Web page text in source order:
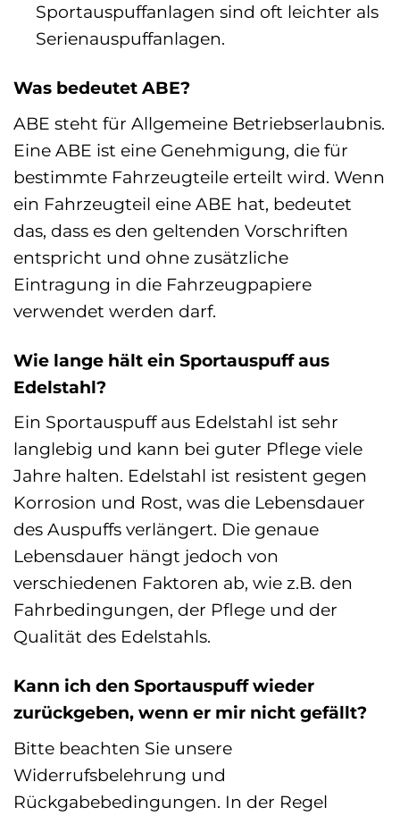
Sportauspuffanlagen sind oft leichter als
Serienauspuffanlagen.
Was bedeutet ABE?
ABE steht für Allgemeine Betriebserlaubnis.
Eine ABE ist eine Genehmigung, die für
bestimmte Fahrzeugteile erteilt wird. Wenn
ein Fahrzeugteil eine ABE hat, bedeutet
das, dass es den geltenden Vorschriften
entspricht und ohne zusätzliche
Eintragung in die Fahrzeugpapiere
verwendet werden darf.
Wie lange hält ein Sportauspuff aus
Edelstahl?
Ein Sportauspuff aus Edelstahl ist sehr
langlebig und kann bei guter Pflege viele
Jahre halten. Edelstahl ist resistent gegen
Korrosion und Rost, was die Lebensdauer
des Auspuffs verlängert. Die genaue
Lebensdauer hängt jedoch von
verschiedenen Faktoren ab, wie z.B. den
Fahrbedingungen, der Pflege und der
Qualität des Edelstahls.
Kann ich den Sportauspuff wieder
zurückgeben, wenn er mir nicht gefällt?
Bitte beachten Sie unsere
Widerrufsbelehrung und
Rückgabebedingungen. In der Regel